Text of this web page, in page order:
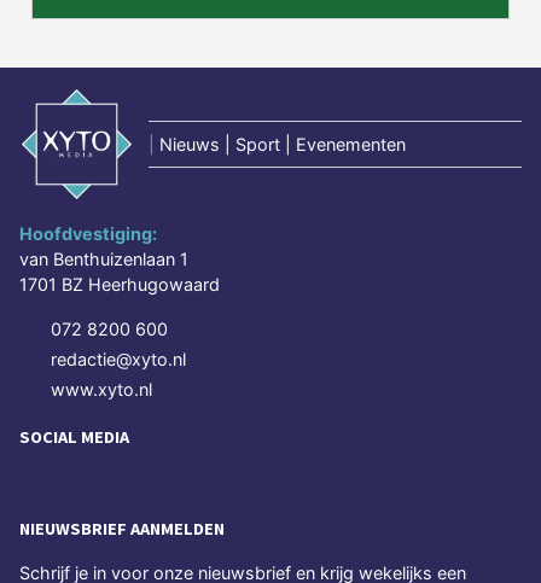
Nieuws | Sport | Evenementen
Hoofdvestiging:
van Benthuizenlaan 1
1701 BZ Heerhugowaard
072 8200 600
redactie@xyto.nl
www.xyto.nl
SOCIAL MEDIA
NIEUWSBRIEF AANMELDEN
Schrijf je in voor onze nieuwsbrief en krijg wekelijks een